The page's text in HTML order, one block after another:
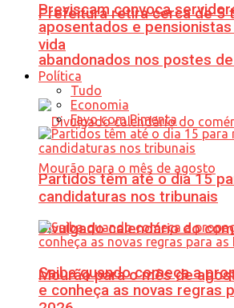
Prefeitura retira cerca de 5
abandonados nos postes
Divulgado calendário do
Mourão para o mês de
Previscam convoca
aposentados e
vida
Política
Tudo
Economia
Favo com Pimenta
Partidos têm até o dia 15
candidaturas nos tribunais
Saiba quando começa a
e conheça as novas regras